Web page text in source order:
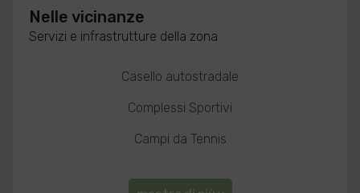
Nelle vicinanze
Servizi e infrastrutture della zona
Casello autostradale
Complessi Sportivi
Campi da Tennis